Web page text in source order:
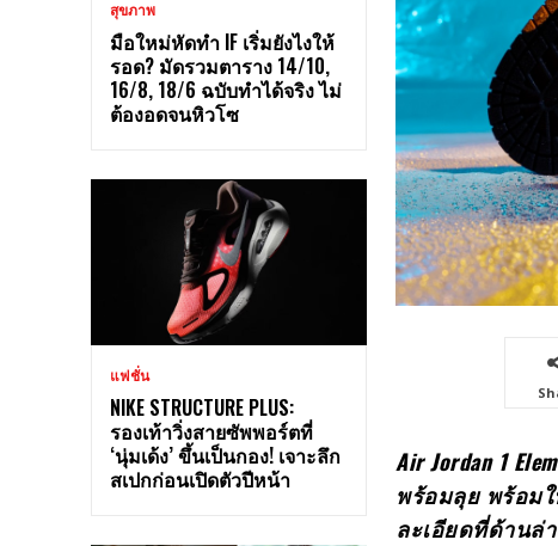
สุขภาพ
มือใหม่หัดทำ IF เริ่มยังไงให้
รอด? มัดรวมตาราง 14/10,
16/8, 18/6 ฉบับทำได้จริง ไม่
ต้องอดจนหิวโซ
แฟชั่น
NIKE STRUCTURE PLUS:
รองเท้าวิ่งสายซัพพอร์ตที่
‘นุ่มเด้ง’ ขึ้นเป็นกอง! เจาะลึก
สเปกก่อนเปิดตัวปีหน้า
Air Jordan 1
พร้อมลุยพร้อมใ
ละเอียดที่ด้านล่